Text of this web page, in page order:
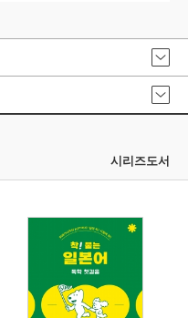
시리즈도서